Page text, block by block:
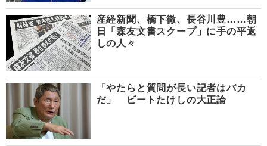
産経新聞、橋下徹、長谷川豊……朝
日「森友文書スクープ」に手の平返
しの人々
「やたらと質問が長い記者はバカ
だ」 ビートたけしの大正論